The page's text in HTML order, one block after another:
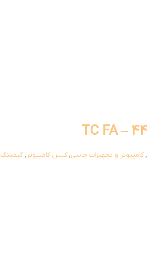
, کامپیوتر و تجهیزات جانبی, کیس کامپیوتر, گیمینگ